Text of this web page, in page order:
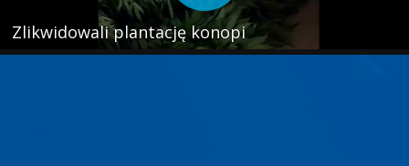
Zlikwidowali plantację konopi